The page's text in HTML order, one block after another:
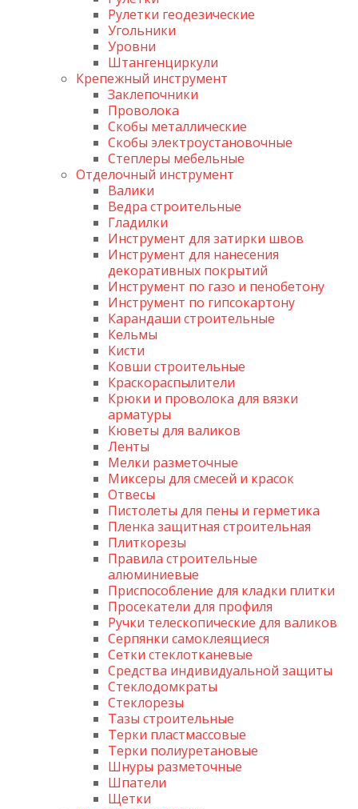
Рулетки геодезические
Угольники
Уровни
Штангенциркули
Крепежный инструмент
Заклепочники
Проволока
Скобы металлические
Скобы электроустановочные
Степлеры мебельные
Отделочный инструмент
Валики
Ведра строительные
Гладилки
Инструмент для затирки швов
Инструмент для нанесения
декоративных покрытий
Инструмент по газо и пенобетону
Инструмент по гипсокартону
Карандаши строительные
Кельмы
Кисти
Ковши строительные
Краскораспылители
Крюки и проволока для вязки
арматуры
Кюветы для валиков
Ленты
Мелки разметочные
Миксеры для смесей и красок
Отвесы
Пистолеты для пены и герметика
Пленка защитная строительная
Плиткорезы
Правила строительные
алюминиевые
Приспособление для кладки плитки
Просекатели для профиля
Ручки телескопические для валиков
Серпянки самоклеящиеся
Сетки стеклотканевые
Средства индивидуальной защиты
Стеклодомкраты
Стеклорезы
Тазы строительные
Терки пластмассовые
Терки полиуретановые
Шнуры разметочные
Шпатели
Щетки